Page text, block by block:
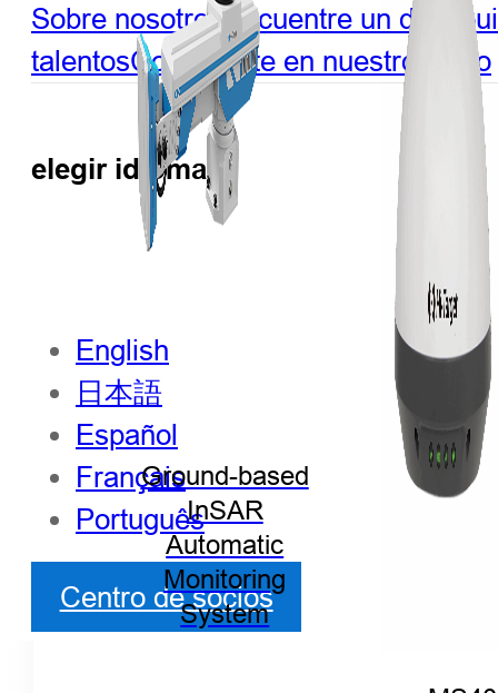
Ground-based
InSAR
Automatic
Monitoring
System
Sobre nosotrosEncuentre un
talentosConviértete en nuestro socio
elegir idioma
English
日本語
Español
Français
Português
Centro de socios